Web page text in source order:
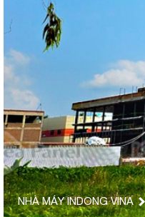
NHÀ MÁY INDONG VINA